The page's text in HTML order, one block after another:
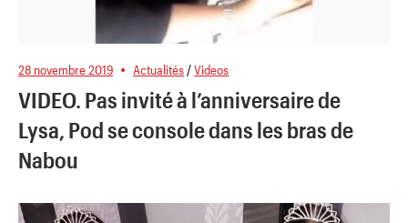
28 novembre 2019 Actualités /Videos
VIDEO. Pas invité à l’anniversaire de
Lysa, Pod se console dans les bras de
Nabou